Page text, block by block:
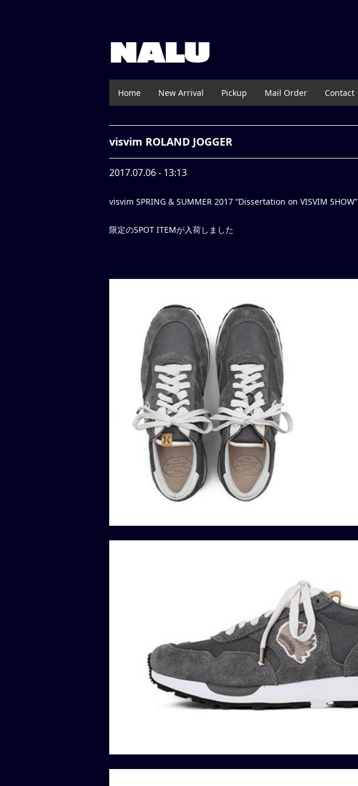
NALU
Home New Arrival Pickup Mail Order Contact
visvim ROLAND JOGGER
2017.07.06 - 13:13
visvim SPRING & SUMMER 2017 “Dissertation on VISVIM SHOW”
限定のSPOT ITEMが入荷しました